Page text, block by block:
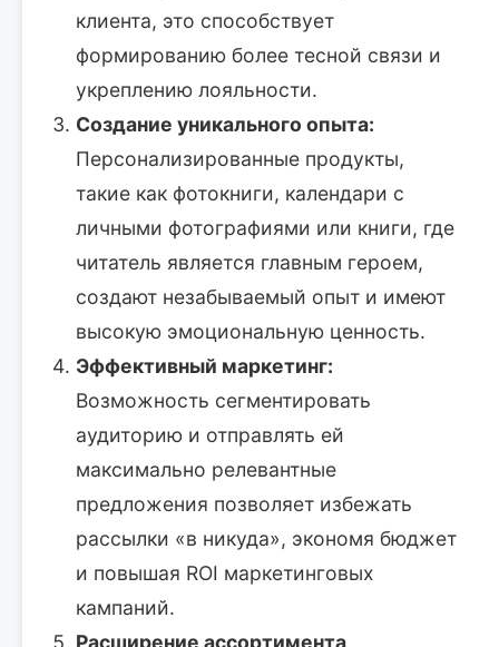
клиента, это способствует
формированию более тесной связи и
укреплению лояльности.
Создание уникального опыта:
Персонализированные продукты,
такие как фотокниги, календари с
личными фотографиями или книги, где
читатель является главным героем,
создают незабываемый опыт и имеют
высокую эмоциональную ценность.
Эффективный маркетинг:
Возможность сегментировать
аудиторию и отправлять ей
максимально релевантные
предложения позволяет избежать
рассылки «в никуда», экономя бюджет
и повышая ROI маркетинговых
кампаний.
Расширение ассортимента